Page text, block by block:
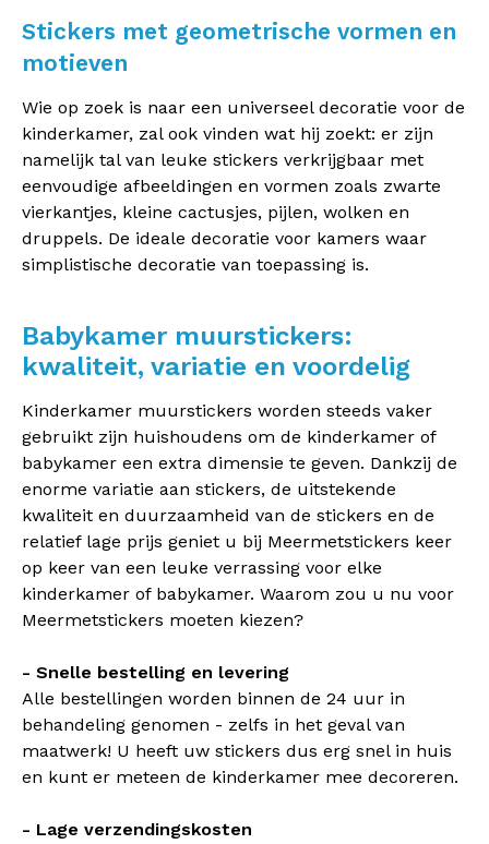
Stickers met geometrische vormen en
motieven
Wie op zoek is naar een universeel decoratie voor de
kinderkamer, zal ook vinden wat hij zoekt: er zijn
namelijk tal van leuke stickers verkrijgbaar met
eenvoudige afbeeldingen en vormen zoals zwarte
vierkantjes, kleine cactusjes, pijlen, wolken en
druppels. De ideale decoratie voor kamers waar
simplistische decoratie van toepassing is.
Babykamer muurstickers:
kwaliteit, variatie en voordelig
Kinderkamer muurstickers worden steeds vaker
gebruikt zijn huishoudens om de kinderkamer of
babykamer een extra dimensie te geven. Dankzij de
enorme variatie aan stickers, de uitstekende
kwaliteit en duurzaamheid van de stickers en de
relatief lage prijs geniet u bij Meermetstickers keer
op keer van een leuke verrassing voor elke
kinderkamer of babykamer. Waarom zou u nu voor
Meermetstickers moeten kiezen?
- Snelle bestelling en levering
Alle bestellingen worden binnen de 24 uur in
behandeling genomen - zelfs in het geval van
maatwerk! U heeft uw stickers dus erg snel in huis
en kunt er meteen de kinderkamer mee decoreren.
- Lage verzendingskosten